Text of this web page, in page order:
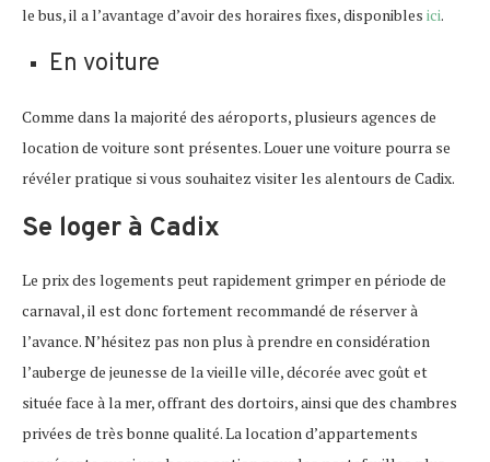
le bus, il a l’avantage d’avoir des horaires fixes, disponibles ici.
En voiture
Comme dans la majorité des aéroports, plusieurs agences de
location de voiture sont présentes. Louer une voiture pourra se
révéler pratique si vous souhaitez visiter les alentours de Cadix.
Se loger à Cadix
Le prix des logements peut rapidement grimper en période de
carnaval, il est donc fortement recommandé de réserver à
l’avance. N’hésitez pas non plus à prendre en considération
l’auberge de jeunesse de la vieille ville, décorée avec goût et
située face à la mer, offrant des dortoirs, ainsi que des chambres
privées de très bonne qualité. La location d’appartements